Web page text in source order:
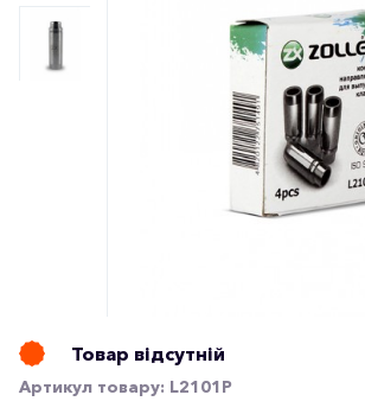
Товар відсутній
Артикул товару: L2101P